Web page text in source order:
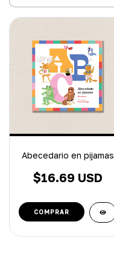
Abecedario en pijamas
$16.69 USD